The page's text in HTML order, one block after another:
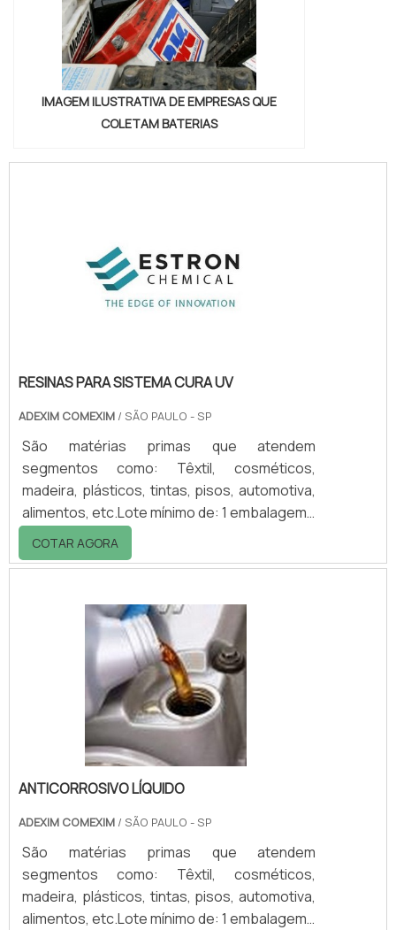
IMAGEM ILUSTRATIVA DE EMPRESAS QUE
COLETAM BATERIAS
RESINAS PARA SISTEMA CURA UV
ADEXIM COMEXIM / SÃO PAULO - SP
São matérias primas que atendem
segmentos como: Têxtil, cosméticos,
madeira, plásticos, tintas, pisos, automotiva,
alimentos, etc.Lote mínimo de: 1 embalagem -
20kgResinas para sistema cura uvA Lumicryl
é uma série de macromonômeros acrílicos.
vanguarda da tecnologia UV/EB fornecendo
propriedades únicas do produto com
sistemas à base de solvente ou sem
solvente 100% sólidos.Linha Lumicryl de cura
UVSolventes Lumicryl 101S: Para tintas,
adesivos laminado.
COTAR AGORA
ANTICORROSIVO LÍQUIDO
ADEXIM COMEXIM / SÃO PAULO - SP
São matérias primas que atendem
segmentos como: Têxtil, cosméticos,
madeira, plásticos, tintas, pisos, automotiva,
alimentos, etc.Lote mínimo de: 1 embalagem -